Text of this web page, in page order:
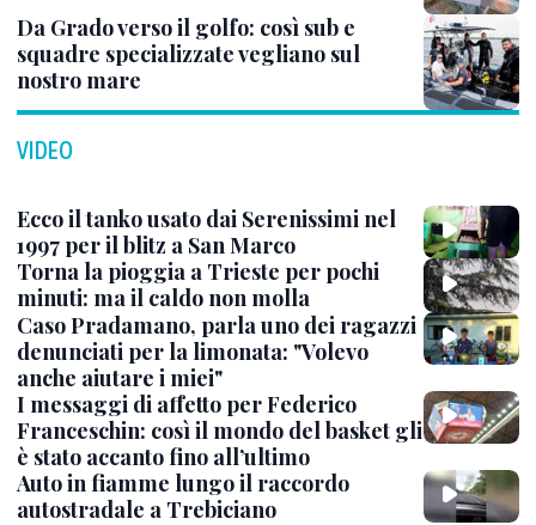
Da Grado verso il golfo: così sub e
squadre specializzate vegliano sul
nostro mare
VIDEO
Ecco il tanko usato dai Serenissimi nel
1997 per il blitz a San Marco
Torna la pioggia a Trieste per pochi
minuti: ma il caldo non molla
Caso Pradamano, parla uno dei ragazzi
denunciati per la limonata: "Volevo
anche aiutare i miei"
I messaggi di affetto per Federico
Franceschin: così il mondo del basket gli
è stato accanto fino all’ultimo
Auto in fiamme lungo il raccordo
autostradale a Trebiciano